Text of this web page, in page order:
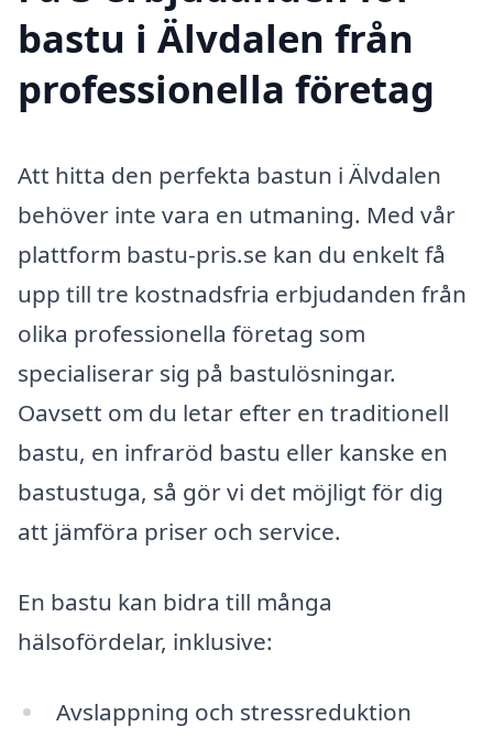
bastu i Älvdalen från
professionella företag
Att hitta den perfekta bastun i Älvdalen
behöver inte vara en utmaning. Med vår
plattform bastu-pris.se kan du enkelt få
upp till tre kostnadsfria erbjudanden från
olika professionella företag som
specialiserar sig på bastulösningar.
Oavsett om du letar efter en traditionell
bastu, en infraröd bastu eller kanske en
bastustuga, så gör vi det möjligt för dig
att jämföra priser och service.
En bastu kan bidra till många
hälsofördelar, inklusive:
Avslappning och stressreduktion